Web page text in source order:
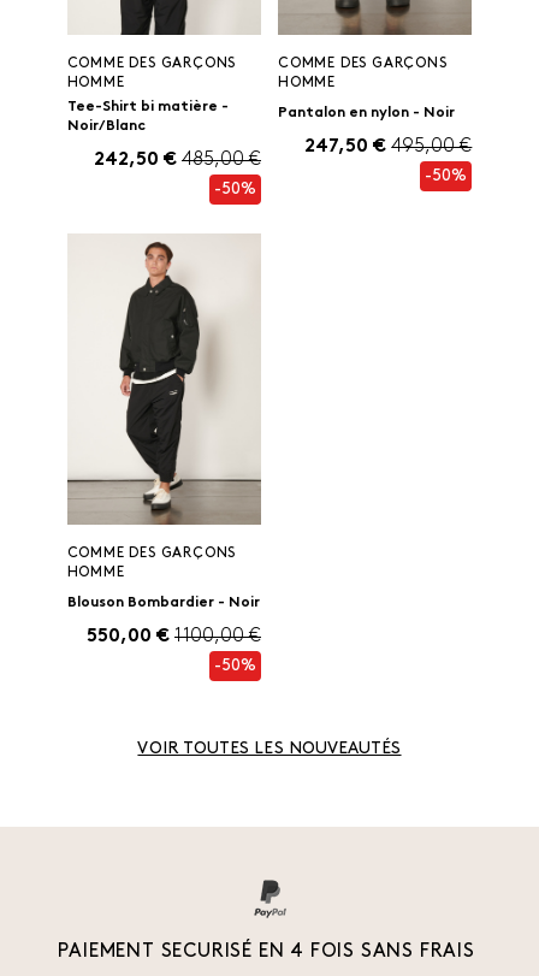
COMME DES GARÇONS
HOMME
Tee-Shirt bi matière -
Noir/ Blanc
242,50 € 485,00 €
-50%
COMME DES GARÇONS
HOMME
Pantalon en nylon - Noir
247,50 € 495,00 €
-50%
COMME DES GARÇONS
HOMME
Blouson Bombardier - Noir
550,00 € 1 100,00 €
-50%
VOIR TOUTES LES NOUVEAUTÉS
PAIEMENT SECURISÉ EN 4 FOIS SANS FRAIS